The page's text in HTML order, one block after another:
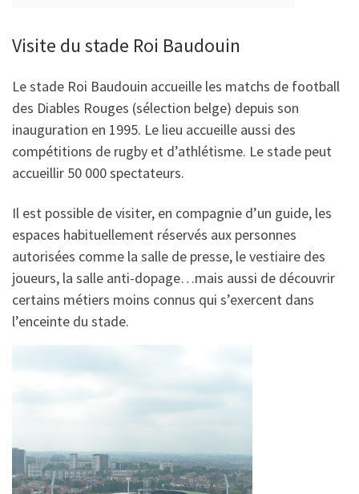
Visite du stade Roi Baudouin
Le stade Roi Baudouin accueille les matchs de football
des Diables Rouges (sélection belge) depuis son
inauguration en 1995. Le lieu accueille aussi des
compétitions de rugby et d’athlétisme. Le stade peut
accueillir 50 000 spectateurs.
Il est possible de visiter, en compagnie d’un guide, les
espaces habituellement réservés aux personnes
autorisées comme la salle de presse, le vestiaire des
joueurs, la salle anti-dopage…mais aussi de découvrir
certains métiers moins connus qui s’exercent dans
l’enceinte du stade.